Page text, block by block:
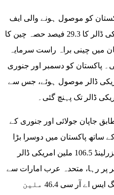
23 2022 میں پاکستان کو موصول ہونے والی ایف
ڈی آئی میں کل 683.5 ملین امریکی ڈالر کا 29.3 فیصد حصہ چین کا
میں چینی براہ راست سرمایہ
تھی۔ پاکستان کو دسمبر اور جنوری
97.7 ملین امریکی ڈالر موصول ہوئے، جس سے
جاپان جولائی اور جنوری کے
ڈالر کے ساتھ پاکستان میں دوسرا بڑا
سرمایہ کار تھا، اس کے بعد سوئٹزرلینڈ 106.5 ملین امریکی ڈالر
پر رہا، متحدہ عرب امارات سے
83.2 ملین امریکی ڈالر، ہانگ کانگ ایس اے آر سی 46.4 ملین